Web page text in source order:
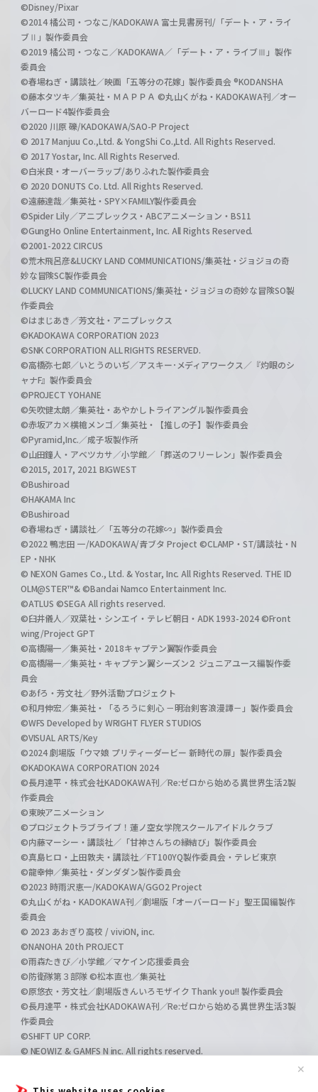
✕
©Disney/Pixar
©2014 橘公司・つなこ/KADOKAWA 富士見書房刊/「デート・ア・ライ
ブⅡ」製作委員会
©2019 橘公司・つなこ／KADOKAWA／「デート・ア・ライブⅢ」製作
委員会
©春場ねぎ・講談社／映画「五等分の花嫁」製作委員会 ®KODANSHA
©藤本タツキ／集英社・ＭＡＰＰＡ ©丸山くがね・KADOKAWA刊／オー
バーロード4製作委員会
©2020 川原 礫/KADOKAWA/SAO-P Project
© 2017 Manjuu Co.,Ltd. & YongShi Co.,Ltd. All Rights Reserved.
© 2017 Yostar, Inc. All Rights Reserved.
©白米良・オーバーラップ/ありふれた製作委員会
© 2020 DONUTS Co. Ltd. All Rights Reserved.
©遠藤達哉／集英社・SPY×FAMILY製作委員会
©Spider Lily／アニプレックス・ABCアニメーション・BS11
©GungHo Online Entertainment, Inc. All Rights Reserved.
©2001-2022 CIRCUS
©荒木飛呂彦&LUCKY LAND COMMUNICATIONS/集英社・ジョジョの奇
妙な冒険SC製作委員会
©LUCKY LAND COMMUNICATIONS/集英社・ジョジョの奇妙な冒険SO製
作委員会
©はまじあき／芳文社・アニプレックス
©KADOKAWA CORPORATION 2023
©SNK CORPORATION ALL RIGHTS RESERVED.
©高橋弥七郎／いとうのいぢ／アスキー･メディアワークス／『灼眼のシ
ャナF』製作委員会
©PROJECT YOHANE
©矢吹健太朗／集英社・あやかしトライアングル製作委員会
©赤坂アカ×横槍メンゴ／集英社・【推しの子】製作委員会
©Pyramid,Inc.／成子坂製作所
©山田鐘人・アベツカサ／小学館／「葬送のフリーレン」製作委員会
©2015, 2017, 2021 BIGWEST
©Bushiroad
©HAKAMA Inc
©Bushiroad
©春場ねぎ・講談社／「五等分の花嫁∽」製作委員会
©2022 鴨志田 一/KADOKAWA/青ブタ Project ©CLAMP・ST/講談社・N
EP・NHK
© NEXON Games Co., Ltd. & Yostar, Inc. All Rights Reserved. THE ID
OLM@STER™& ©Bandai Namco Entertainment Inc.
©ATLUS ©SEGA All rights reserved.
©臼井儀人／双葉社・シンエイ・テレビ朝日・ADK 1993-2024 ©Front
wing/Project GPT
©高橋陽一／集英社・2018キャプテン翼製作委員会
©高橋陽一／集英社・キャプテン翼シーズン２ ジュニアユース編製作委
員会
©あfろ・芳文社／野外活動プロジェクト
©和月伸宏／集英社・「るろうに剣心 －明治剣客浪漫譚－」製作委員会
©WFS Developed by WRIGHT FLYER STUDIOS
©VISUAL ARTS/Key
©2024 劇場版「ウマ娘 プリティーダービー 新時代の扉」製作委員会
©KADOKAWA CORPORATION 2024
©長月達平・株式会社KADOKAWA刊／Re:ゼロから始める異世界生活2製
作委員会
©東映アニメーション
©プロジェクトラブライブ！蓮ノ空女学院スクールアイドルクラブ
©内藤マーシー・講談社／「甘神さんちの縁結び」製作委員会
©真島ヒロ・上田敦夫・講談社／FT100YQ製作委員会・テレビ東京
©龍幸伸／集英社・ダンダダン製作委員会
©2023 時雨沢恵一/KADOKAWA/GGO2 Project
©丸山くがね・KADOKAWA刊／劇場版「オーバーロード」聖王国編製作
委員会
© 2023 あおぎり高校 / viviON, inc.
©NANOHA 20th PROJECT
©雨森たきび／小学館／マケイン応援委員会
©防衛隊第３部隊 ©松本直也／集英社
©原悠衣・芳文社／劇場版きんいろモザイク Thank you!! 製作委員会
©長月達平・株式会社KADOKAWA刊／Re:ゼロから始める異世界生活3製
作委員会
©SHIFT UP CORP.
© NEOWIZ & GAMFS N inc. All rights reserved.